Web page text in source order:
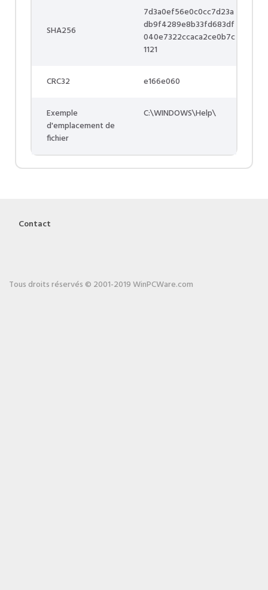
SHA256
7d3a0ef56e0c0cc7d23a
db9f4289e8b33fd683df
040e7322ccaca2ce0b7c
1121
CRC32 e166e060
Exemple
d'emplacement de
fichier
C:\WINDOWS\Help\
Contact
Tous droits réservés © 2001-2019 WinPCWare.com